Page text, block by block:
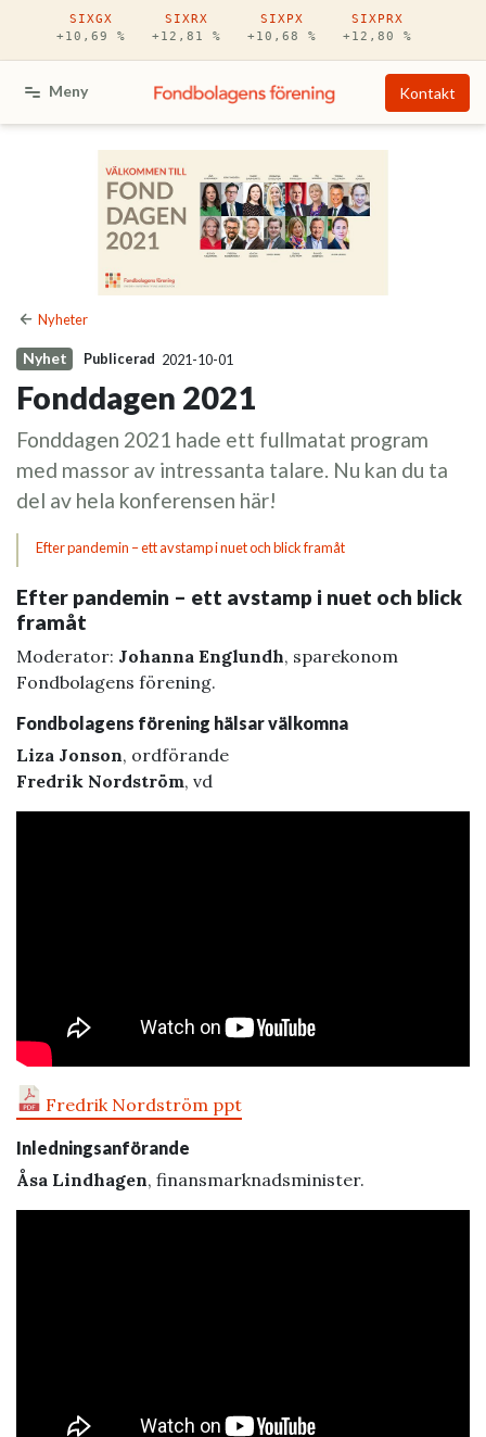
Hoppa till huvudinnehåll
SIXGX
+10,69 %
SIXRX
+12,81 %
SIXPX
+10,68 %
SIXPRX
+12,80 %
Meny Kontakt
Nyheter
Nyhet Publicerad 2021-10-01
Fonddagen 2021
Fonddagen 2021 hade ett fullmatat program
med massor av intressanta talare. Nu kan du ta
del av hela konferensen här!
Efter pandemin – ett avstamp i nuet och blick framåt
Efter pandemin – ett avstamp i nuet och blick
framåt
Moderator: Johanna Englundh, sparekonom
Fondbolagens förening.
Fondbolagens förening hälsar välkomna
Liza Jonson, ordförande
Fredrik Nordström, vd
Fredrik Nordström ppt
Inledningsanförande
Åsa Lindhagen, finansmarknadsminister.